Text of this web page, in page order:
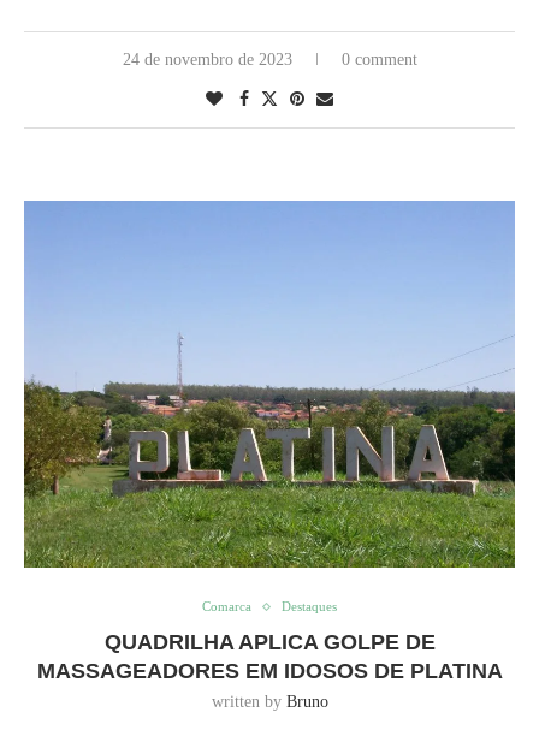
24 de novembro de 2023 0 comment
Comarca Destaques
QUADRILHA APLICA GOLPE DE
MASSAGEADORES EM IDOSOS DE PLATINA
written by Bruno